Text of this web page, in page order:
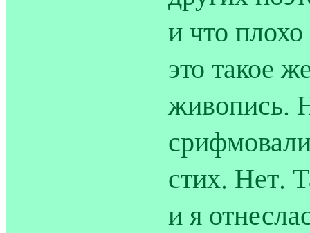
и что
это такое
живопись.
стих. Нет.
и я